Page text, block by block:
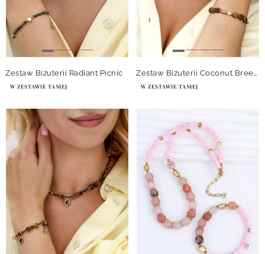
Zestaw Biżuterii Radiant Picnic
W ZESTAWIE TANIEJ
Zestaw Biżuterii Coconut Breeze
W ZESTAWIE TANIEJ